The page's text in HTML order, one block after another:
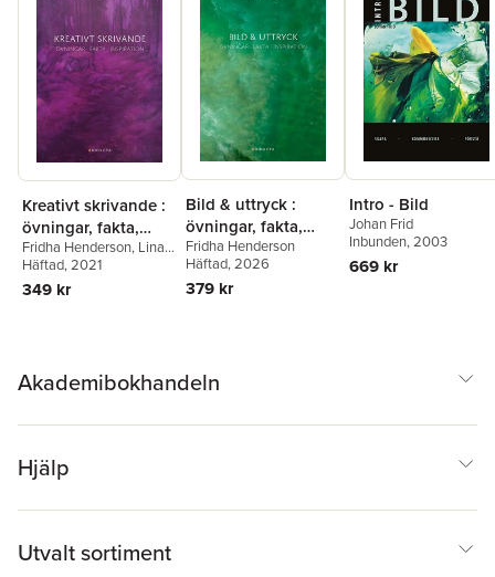
Kreativt skrivande :
övningar, fakta,
inspiration
Fridha Henderson, Lina
Frid
Häftad, 2021
349 kr
Bild & uttryck :
övningar, fakta,
inspiration
Fridha Henderson
Häftad, 2026
379 kr
Intro - Bild
Johan Frid
Inbunden, 2003
669 kr
Akademibokhandeln
Hjälp
Utvalt sortiment